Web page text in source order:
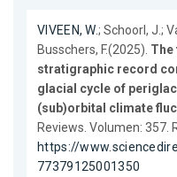
VIVEEN, W.; Schoorl, J.;
Busschers, F.(2025). The
stratigraphic record
glacial cycle of
(sub)orbital climate
Reviews. Volumen: 357.
https://
77379125001350